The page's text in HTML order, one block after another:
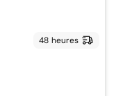
48 heures